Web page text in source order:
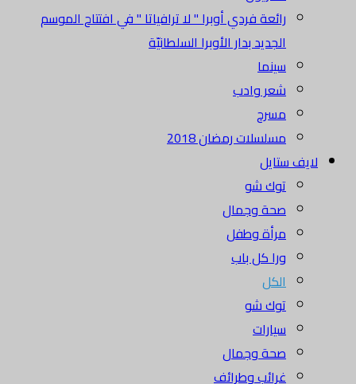
رائعة فردي أوبرا " لا ترافياتا " في افتتاح الموسم
الجديد بدار الأوبرا السلطانيّة
سينما
شعر وادب
مسرح
مسلسلات رمضان 2018
لايف ستايل
توك شو
صحة وجمال
مرأة وطفل
ورا كل باب
الكل
توك شو
سيارات
صحة وجمال
غرائب وطرائف